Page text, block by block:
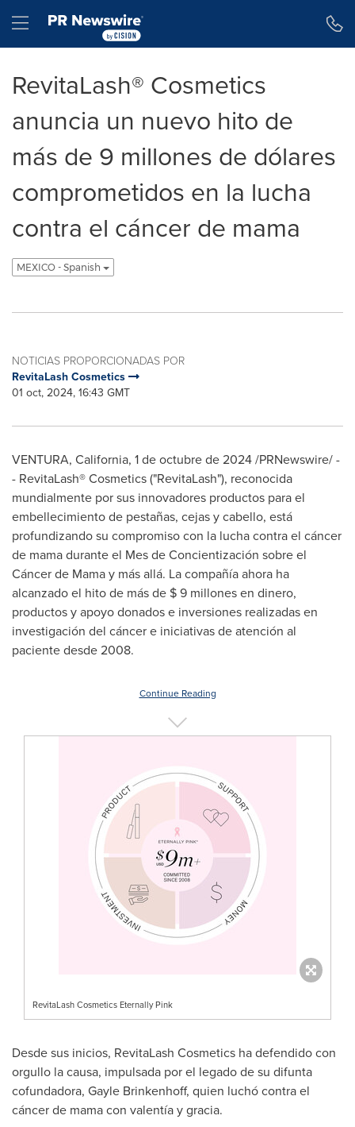
Hamburger menu
RevitaLash® Cosmetics
anuncia un nuevo hito de
más de 9 millones de dólares
comprometidos en la lucha
contra el cáncer de mama
MEXICO - Spanish
NOTICIAS PROPORCIONADAS POR
RevitaLash Cosmetics
01 oct, 2024, 16:43 GMT
VENTURA, California, 1 de octubre de 2024/PRNewswire/ -
- RevitaLash® Cosmetics ("RevitaLash"), reconocida
mundialmente por sus innovadores productos para el
embellecimiento de pestañas, cejas y cabello, está
profundizando su compromiso con la lucha contra el cáncer
de mama durante el Mes de Concientización sobre el
Cáncer de Mama y más allá. La compañía ahora ha
alcanzado el hito de más de $ 9 millones en dinero,
productos y apoyo donados e inversiones realizadas en
investigación del cáncer e iniciativas de atención al
paciente desde 2008.
Continue Reading
RevitaLash Cosmetics Eternally Pink
Desde sus inicios, RevitaLash Cosmetics ha defendido con
orgullo la causa, impulsada por el legado de su difunta
cofundadora, Gayle Brinkenhoff, quien luchó contra el
cáncer de mama con valentía y gracia.